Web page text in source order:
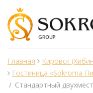
Главная Кировск
Гостиница «Sokroma
/ Стандартный